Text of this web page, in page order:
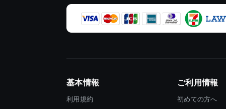
基本情報
利用規約
ご利用情報
初めての方へ